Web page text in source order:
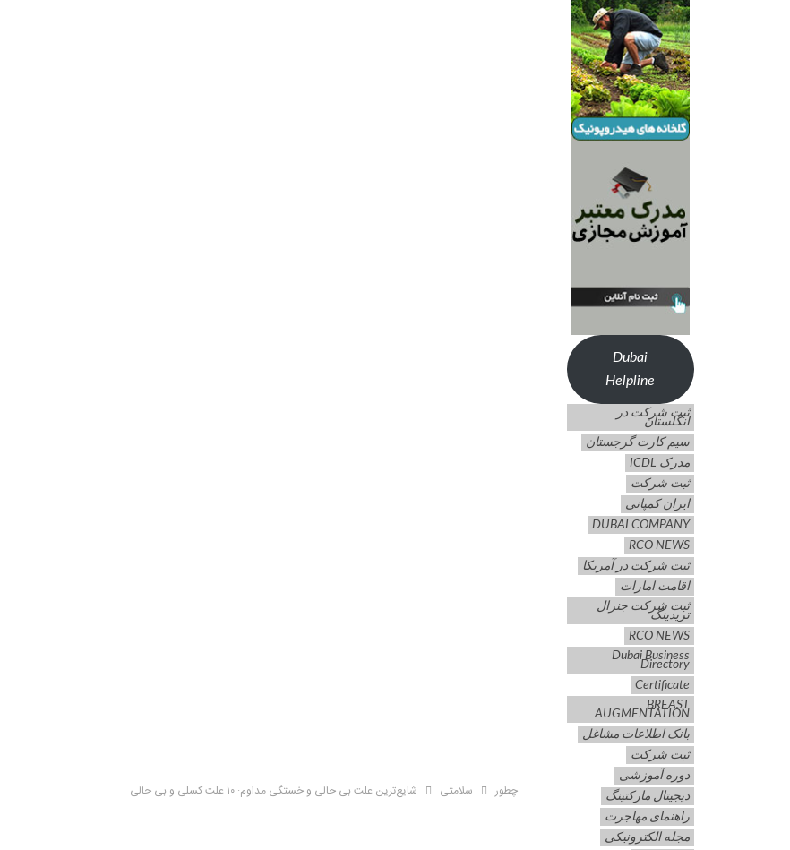
چطور سلامتی شایع‌ترین علت بی حالی و خستگی مداوم: ۱۰ علت کسلی و بی حالی
Dubai
Helpline
ثبت شرکت در
انگلستان
سیم کارت گرجستان
مدرک ICDL
ثبت شرکت
ایران کمپانی
DUBAI COMPANY
RCO NEWS
ثبت شرکت در آمریکا
اقامت امارات
ثبت شرکت جنرال
تریدینگ
RCO NEWS
Dubai Business
Directory
Certificate
BREAST
AUGMENTATION
بانک اطلاعات مشاغل
ثبت شرکت
دوره آموزشی
دیجیتال مارکتینگ
راهنمای مهاجرت
مجله الکترونیکی